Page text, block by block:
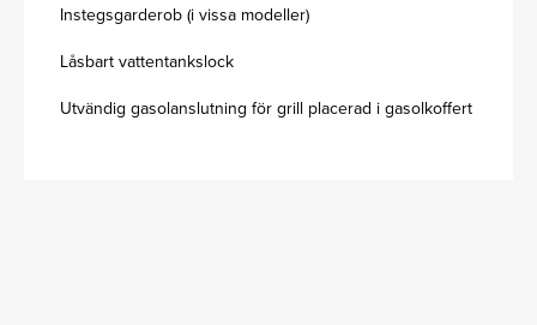
Instegsgarderob (i vissa modeller)
Låsbart vattentankslock
Utvändig gasolanslutning för grill placerad i gasolkoffert